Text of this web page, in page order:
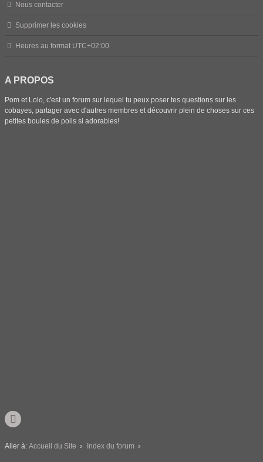
Nous contacter
Supprimer les cookies
Heures au format UTC+02:00
A PROPOS
Pom et Lolo, c'est un forum sur lequel tu peux poser tes questions sur les
cobayes, partager avec d'autres membres et découvrir plein de choses sur ces
petites boules de poils si adorables!
Aller à: Accueil du Site Index du forum